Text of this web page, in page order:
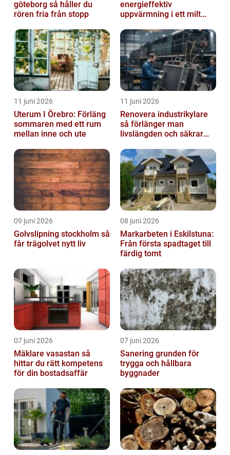
göteborg så håller du
rören fria från stopp
energieffektiv
uppvärmning i ett milt
11 juni 2026
Uterum I Örebro: Förläng
sommaren med ett rum
mellan inne och ute
11 juni 2026
Renovera industrikylare
så förlänger man
livslängden och säkrar
09 juni 2026
Golvslipning stockholm så
får trägolvet nytt liv
08 juni 2026
Markarbeten i Eskilstuna:
Från första spadtaget till
färdig tomt
07 juni 2026
Mäklare vasastan så
hittar du rätt kompetens
för din bostadsaffär
07 juni 2026
Sanering grunden för
trygga och hållbara
byggnader